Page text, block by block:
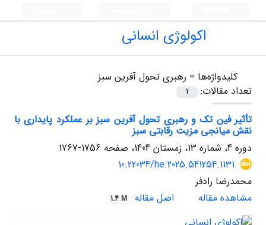
اکولوژی انسانی
کلیدواژه‌ها = رهبری تحول آفرین سبز
تعداد مقالات:
1
تأثیر فین تک و رهبری تحول آفرین سبز بر عملکرد پایداری با
نقش میانجی مزیت رقابتی سبز
دوره 4، شماره 13، زمستان 1404، صفحه
1756-1767
10.22034/he.2025.541254.1131
محمدرضا رادفر
مشاهده مقاله
اصل مقاله 1.4 M